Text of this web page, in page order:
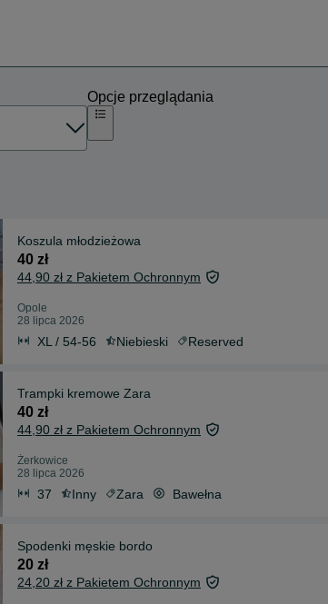
Opcje przeglądania
Koszula młodzieżowa
40 zł
44,90 zł z Pakietem Ochronnym
Opole
28 lipca 2026
XL / 54-56 Niebieski Reserved
Trampki kremowe Zara
40 zł
44,90 zł z Pakietem Ochronnym
Żerkowice
28 lipca 2026
37 Inny Zara Bawełna
Spodenki męskie bordo
20 zł
24,20 zł z Pakietem Ochronnym